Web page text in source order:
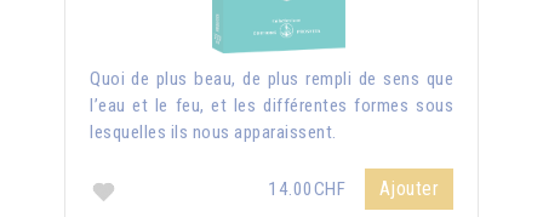
Quoi de plus beau, de plus rempli de sens que
l’eau et le feu, et les différentes formes sous
lesquelles ils nous apparaissent.
14.00CHF Ajouter